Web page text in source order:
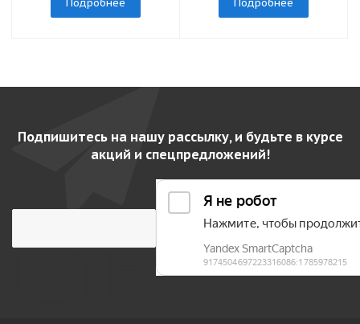
Подробнее Подробнее
Подпишитесь на нашу рассылку, и будьте в курсе
акций и спецпредложений!